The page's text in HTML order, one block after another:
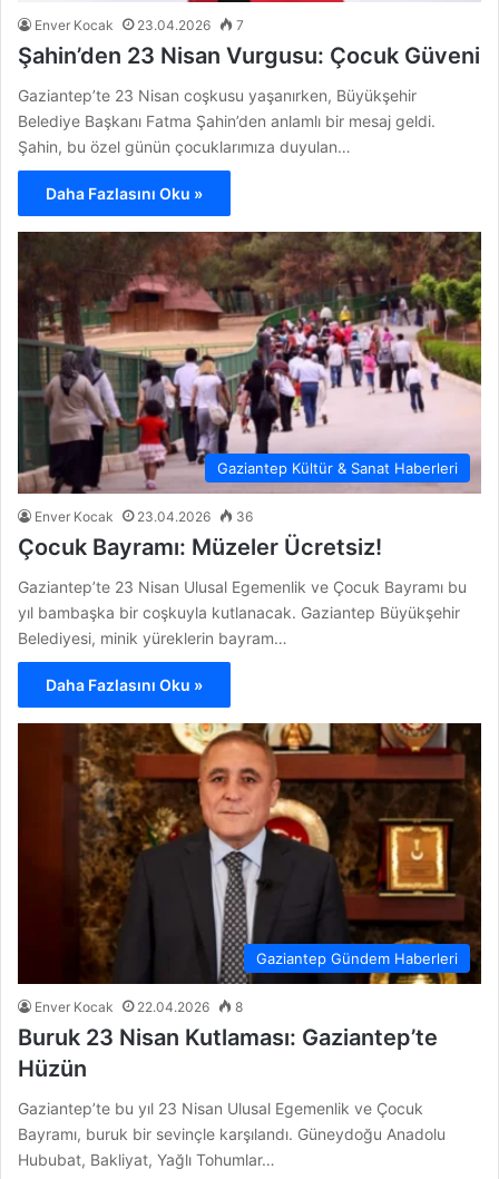
Enver Kocak 23.04.2026 7
Şahin’den 23 Nisan Vurgusu: Çocuk Güveni
Gaziantep’te 23 Nisan coşkusu yaşanırken, Büyükşehir
Belediye Başkanı Fatma Şahin’den anlamlı bir mesaj geldi.
Şahin, bu özel günün çocuklarımıza duyulan…
Daha Fazlasını Oku »
Gaziantep Kültür & Sanat Haberleri
Enver Kocak 23.04.2026 36
Çocuk Bayramı: Müzeler Ücretsiz!
Gaziantep’te 23 Nisan Ulusal Egemenlik ve Çocuk Bayramı bu
yıl bambaşka bir coşkuyla kutlanacak. Gaziantep Büyükşehir
Belediyesi, minik yüreklerin bayram…
Daha Fazlasını Oku »
Gaziantep Gündem Haberleri
Enver Kocak 22.04.2026 8
Buruk 23 Nisan Kutlaması: Gaziantep’te
Hüzün
Gaziantep’te bu yıl 23 Nisan Ulusal Egemenlik ve Çocuk
Bayramı, buruk bir sevinçle karşılandı. Güneydoğu Anadolu
Hububat, Bakliyat, Yağlı Tohumlar…